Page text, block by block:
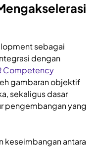
sebagai
dengan
Competency
gambaran objektif
sekaligus dasar
pengembangan yang
keseimbangan antara